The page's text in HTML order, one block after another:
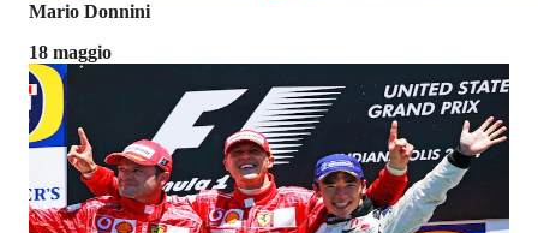
Mario Donnini
18 maggio